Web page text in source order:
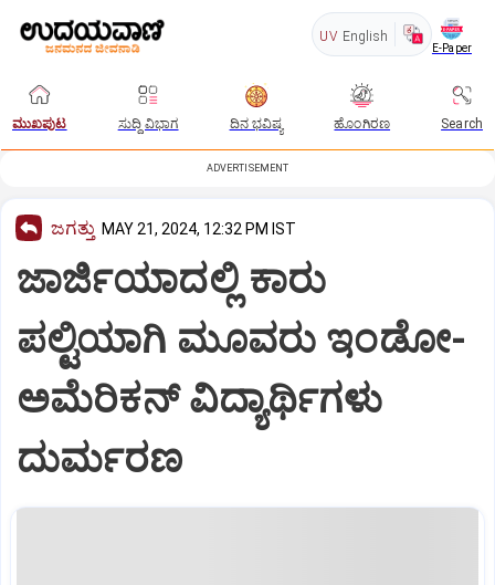
UV English
E-Paper
ಮುಖಪುಟ ಸುದ್ದಿ ವಿಭಾಗ ದಿನ ಭವಿಷ್ಯ ಹೊಂಗಿರಣ Search
ADVERTISEMENT
ಜಗತ್ತು MAY 21, 2024, 12:32 PM IST
ಜಾರ್ಜಿಯಾದಲ್ಲಿ ಕಾರು
ಪಲ್ಟಿಯಾಗಿ ಮೂವರು ಇಂಡೋ-
ಅಮೆರಿಕನ್‌ ವಿದ್ಯಾರ್ಥಿಗಳು
ದುರ್ಮರಣ